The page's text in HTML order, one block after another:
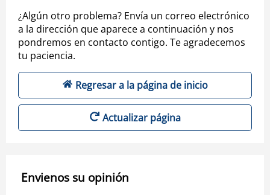
¿Algún otro problema? Envía un correo electrónico
a la dirección que aparece a continuación y nos
pondremos en contacto contigo. Te agradecemos
tu paciencia.
Regresar a la página de inicio
Actualizar página
Envienos su opinión